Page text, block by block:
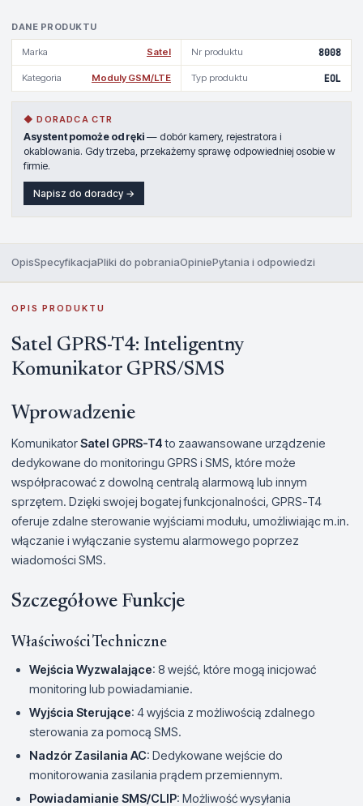
DANE PRODUKTU
Marka Satel Nr produktu 8008
Kategoria Moduly GSM/LTE Typ produktu EOL
◆ DORADCA CTR
Asystent pomoże od ręki — dobór kamery, rejestratora i
okablowania. Gdy trzeba, przekażemy sprawę odpowiedniej osobie w
firmie.
Napisz do doradcy →
OpisSpecyfikacjaPliki do pobraniaOpiniePytania i odpowiedzi
OPIS PRODUKTU
Satel GPRS-T4: Inteligentny
Komunikator GPRS/SMS
Wprowadzenie
KomunikatorSatel GPRS-T4to zaawansowane urządzenie
dedykowane do monitoringu GPRS i SMS, które może
współpracować z dowolną centralą alarmową lub innym
sprzętem. Dzięki swojej bogatej funkcjonalności, GPRS-T4
oferuje zdalne sterowanie wyjściami modułu, umożliwiając m.in.
włączanie i wyłączanie systemu alarmowego poprzez
wiadomości SMS.
Szczegółowe Funkcje
Właściwości Techniczne
Wejścia Wyzwalające: 8 wejść, które mogą inicjować
monitoring lub powiadamianie.
Wyjścia Sterujące: 4 wyjścia z możliwością zdalnego
sterowania za pomocą SMS.
Nadzór Zasilania AC: Dedykowane wejście do
monitorowania zasilania prądem przemiennym.
Powiadamianie SMS/CLIP: Możliwość wysyłania